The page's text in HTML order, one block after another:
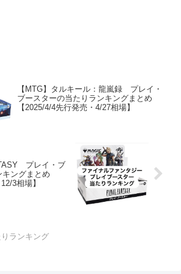
【MTG】タルキール：龍嵐録 プレイ・
ブースターの当たりランキングまとめ
【2025/4/4先行発売・4/27相場】
プレイ・ブ
ングまとめ
3相場】
りランキング